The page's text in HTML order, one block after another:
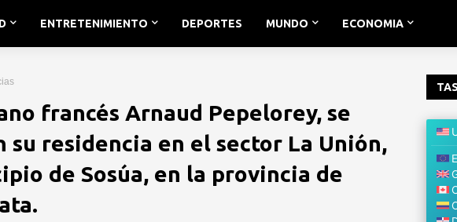
ENTRETENIMIENTO DEPORTES MUNDO ECONOMIA
francés Arnaud Pepelorey, se
su residencia en el sector La Unión,
de Sosúa, en la provincia de